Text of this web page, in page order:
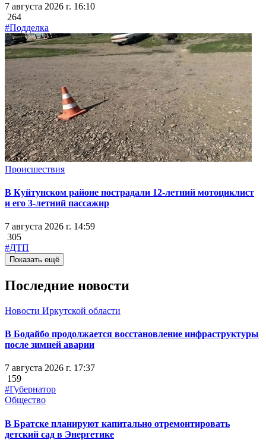
7 августа 2026 г. 16:10
264
#Подделка
Происшествия
В Куйтунском районе пострадали 12-летний мотоциклист
и его 3-летний пассажир
7 августа 2026 г. 14:59
305
#ДТП
Показать ещё
Последние новости
Новости Иркутской области
В Бодайбо продолжается восстановление инфраструктуры
после зимней аварии
7 августа 2026 г. 17:37
159
#Губернатор
Общество
В Братске планируют капитально отремонтировать
детский сад в Энергетике